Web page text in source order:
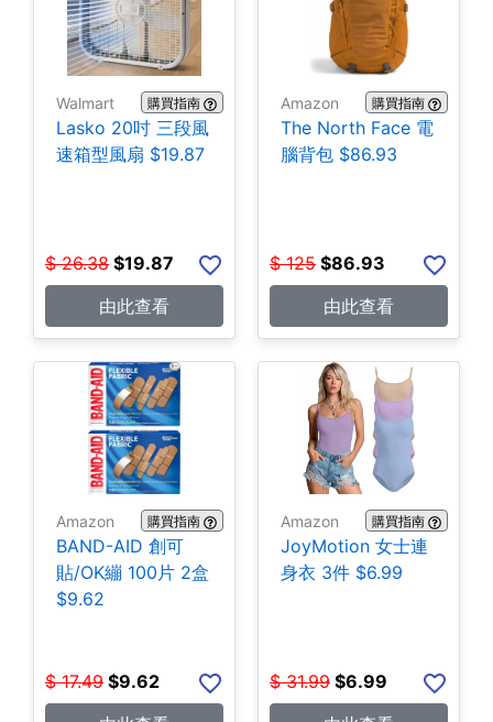
Walmart 購買指南
Lasko 20吋 三段風
速箱型風扇 $19.87
$ 26.38 $19.87
由此查看
Amazon 購買指南
The North Face 電
腦背包 $86.93
$ 125 $86.93
由此查看
Amazon 購買指南
BAND-AID 創可
貼/OK繃 100片 2盒
$9.62
$ 17.49 $9.62
Amazon 購買指南
JoyMotion 女士連
身衣 3件 $6.99
$ 31.99 $6.99